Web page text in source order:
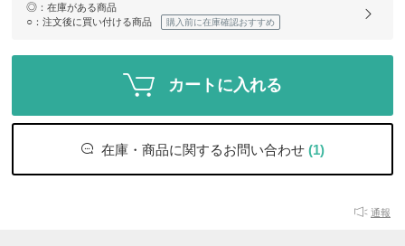
◎ ：在庫がある商品
○ ：注文後に買い付ける商品 購入前に在庫確認おすすめ
カートに入れる
在庫・商品に関するお問い合わせ (1)
通報